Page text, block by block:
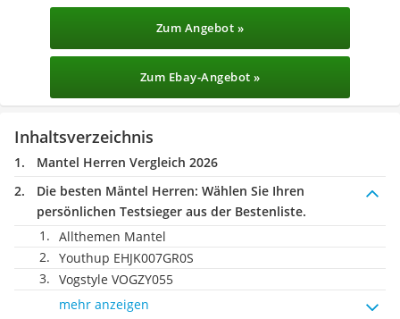
Zum Angebot »
Zum Ebay-Angebot »
Inhaltsverzeichnis
Mantel Herren Vergleich 2026
Die besten Mäntel Herren: Wählen Sie Ihren
persönlichen Testsieger aus der Bestenliste.
Allthemen Mantel
Youthup EHJK007GR0S
Vogstyle VOGZY055
mehr anzeigen